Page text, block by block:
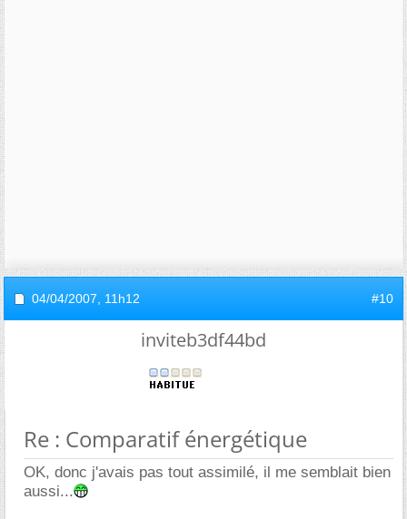
04/04/2007, 11h12 #10
inviteb3df44bd
Re : Comparatif énergétique
OK, donc j'avais pas tout assimilé, il me semblait bien
aussi...